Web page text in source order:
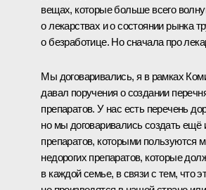
вещах, которые больше всего
о лекарствах и о состоянии рынка
о безработице. Но сначала про
Мы договаривались, я в рамках
давал поручения о создании
препаратов. У нас есть перечень
но мы договаривались создать
препаратов, которыми пользуются
недорогих препаратов, которые
в каждой семье, в связи с тем, что